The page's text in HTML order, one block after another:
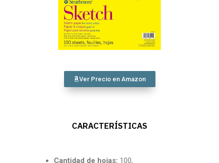
Ver Precio en Amazon
CARACTERÍSTICAS
Cantidad de hojas: 100,